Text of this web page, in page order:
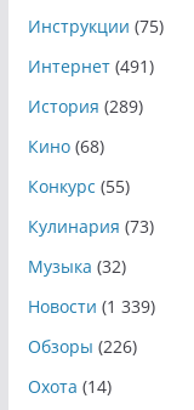
Инструкции (75)
Интернет(491)
История (289)
Кино(68)
Конкурс (55)
Кулинария (73)
Музыка (32)
Новости (1 339)
Обзоры (226)
Охота (14)